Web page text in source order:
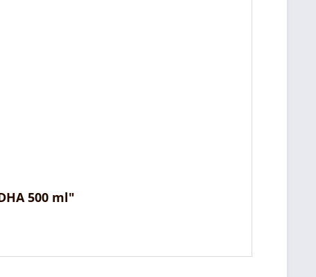
500 ml"